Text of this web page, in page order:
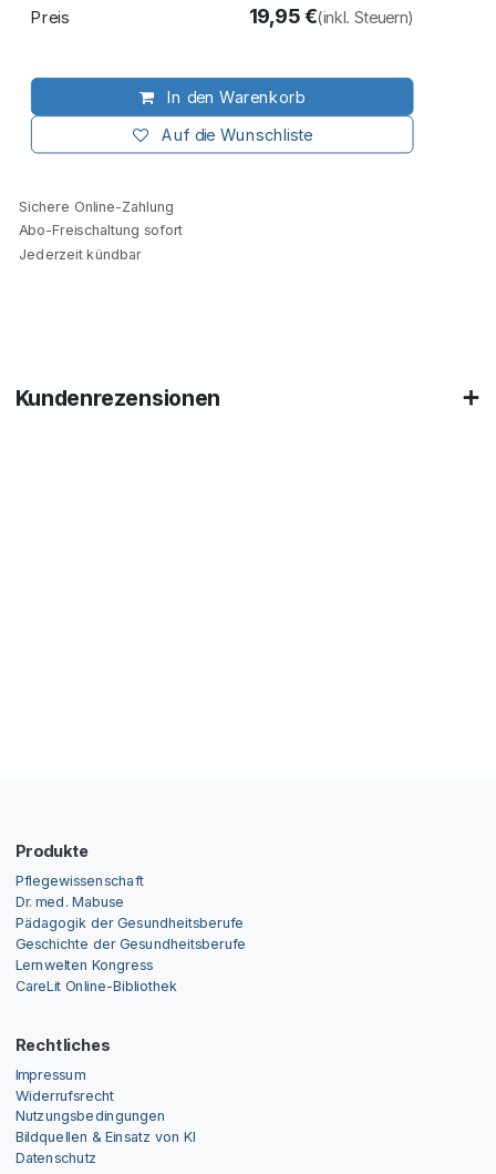
In den Warenkorb
Auf die Wunschliste
Preis 19,95€(inkl. Steuern)
Sichere Online-Zahlung
Abo-Freischaltung sofort
Jederzeit kündbar
Kundenrezensionen
Produkte
Pflegewissenschaft
Dr. med. Mabuse
Pädagogik der Gesundheitsberufe
Geschichte der Gesundheitsberufe
Lernwelten Kongress
CareLit Online-Bibliothek
Rechtliches
Impressum
Widerrufsrecht
Nutzungsbedingungen
Bildquellen & Einsatz von KI
Datenschutz